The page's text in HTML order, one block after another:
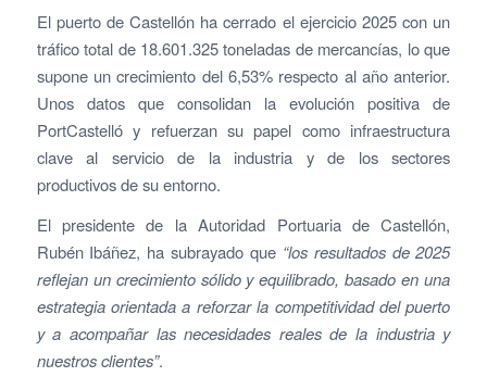
El puerto de Castellón ha cerrado el ejercicio 2025 con un
tráfico total de 18.601.325 toneladas de mercancías, lo que
supone un crecimiento del 6,53% respecto al año anterior.
Unos datos que consolidan la evolución positiva de
PortCastelló y refuerzan su papel como infraestructura
clave al servicio de la industria y de los sectores
productivos de su entorno.
El presidente de la Autoridad Portuaria de Castellón,
Rubén Ibáñez, ha subrayado que “los resultados de 2025
reflejan un crecimiento sólido y equilibrado, basado en una
estrategia orientada a reforzar la competitividad del puerto
y a acompañar las necesidades reales de la industria y
nuestros clientes”.